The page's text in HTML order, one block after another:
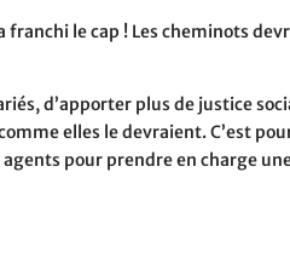
le cap ! Les cheminots
d’apporter plus de justice
elles le devraient. C’est
pour prendre en charge